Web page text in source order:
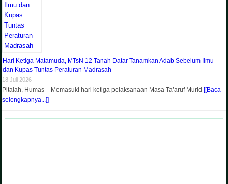
Hari Ketiga Matamuda, MTsN 12 Tanah Datar Tanamkan Adab Sebelum Ilmu
dan Kupas Tuntas Peraturan Madrasah
18 Juli 2026
Pitalah, Humas – Memasuki hari ketiga pelaksanaan Masa Ta’aruf Murid[[Baca
selengkapnya...]]